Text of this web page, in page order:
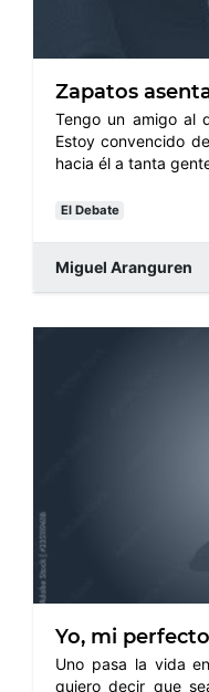
Zapatos
Tengo un amigo al
Estoy convencido
hacia él a tanta
El Debate
Miguel Aranguren
Yo, mi
Uno pasa la vida
quiero decir que